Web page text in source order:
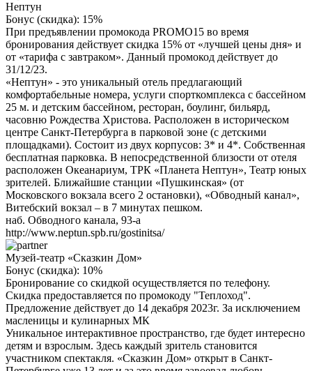
Нептун
Бонус (скидка): 15%
При предъявлении промокода PROMO15 во время
бронирования действует скидка 15% от «лучшей цены дня» и
от «тарифа с завтраком». Данный промокод действует до
31/12/23.
«Нептун» - это уникальный отель предлагающий
комфортабельные номера, услуги спорткомплекса с бассейном
25 м. и детским бассейном, ресторан, боулинг, бильярд,
часовню Рождества Христова. Расположен в историческом
центре Санкт-Петербурга в парковой зоне (с детскими
площадками). Состоит из двух корпусов: 3* и 4*. Собственная
бесплатная парковка. В непосредственной близости от отеля
расположен Океанариум, ТРК «Планета Нептун», Театр юных
зрителей. Ближайшие станции «Пушкинская» (от
Московского вокзала всего 2 остановки), «Обводный канал»,
Витебский вокзал – в 7 минутах пешком.
наб. Обводного канала, 93-а
http://www.neptun.spb.ru/gostinitsa/
Музей-театр «Сказкин Дом»
Бонус (скидка): 10%
Бронирование со скидкой осуществляется по телефону.
Скидка предоставляется по промокоду "Теплоход".
Предложение действует до 14 декабря 2023г. За исключением
масленицы и кулинарных МК
Уникальное интерактивное пространство, где будет интересно
детям и взрослым. Здесь каждый зритель становится
участником спектакля. «Сказкин Дом» открыт в Санкт-